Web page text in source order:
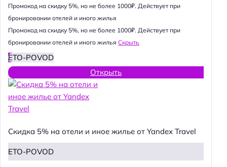
Промокод на скидку 5%, но не более 1000₽. Действует при
бронировании отелей и иного жилья
Промокод на скидку 5%, но не более 1000₽. Действует при
бронировании отелей и иного жилья Скрыть
ETO-POVOD
Открыть
Скидка 5% на отели и иное жилье от Yandex Travel
ETO-POVOD